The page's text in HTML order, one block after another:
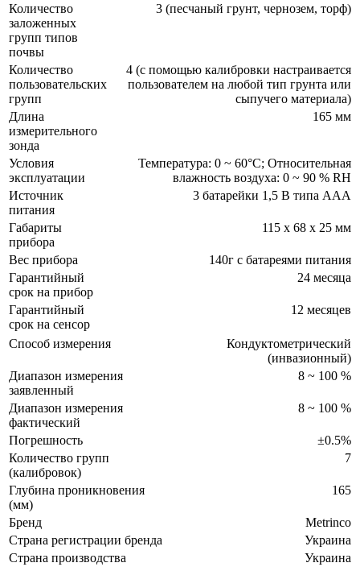
Количество
заложенных
групп типов
почвы
3 (песчаный грунт, чернозем, торф)
Количество
пользовательских
групп
4 (с помощью калибровки настраивается
пользователем на любой тип грунта или
сыпучего материала)
Длина
измерительного
зонда
165 мм
Условия
эксплуатации
Температура: 0 ~ 60°C; Относительная
влажность воздуха: 0 ~ 90 % RH
Источник
питания
3 батарейки 1,5 В типа AAA
Габариты
прибора
115 x 68 x 25 мм
Вес прибора
140г с батареями питания
Гарантийный
срок на прибор
24 месяца
Гарантийный
срок на сенсор
12 месяцев
Способ измерения
Кондуктометрический
(инвазионный)
Диапазон измерения
заявленный
8 ~ 100 %
Диапазон измерения
фактический
8 ~ 100 %
Погрешность
±0.5%
Количество групп
(калибровок)
7
Глубина проникновения
(мм)
165
Бренд
Metrinco
Страна регистрации бренда
Украина
Страна производства
Украина